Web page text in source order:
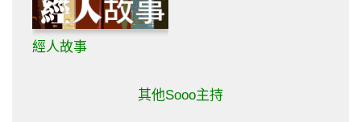
經人故事
其他Sooo主持